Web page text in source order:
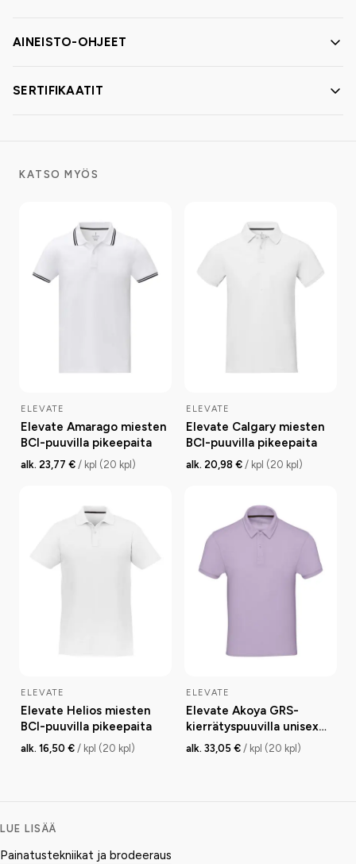
AINEISTO-OHJEET
SERTIFIKAATIT
KATSO MYÖS
ELEVATE
Elevate Amarago miesten
BCI-puuvilla pikeepaita
alk. 23,77 € / kpl (20 kpl)
ELEVATE
Elevate Calgary miesten
BCI-puuvilla pikeepaita
alk. 20,98 € / kpl (20 kpl)
ELEVATE
Elevate Helios miesten
BCI-puuvilla pikeepaita
alk. 16,50 € / kpl (20 kpl)
ELEVATE
Elevate Akoya GRS-
kierrätyspuuvilla unisex
pikeepaita
alk. 33,05 € / kpl (20 kpl)
LUE LISÄÄ
Painatustekniikat ja brodeeraus